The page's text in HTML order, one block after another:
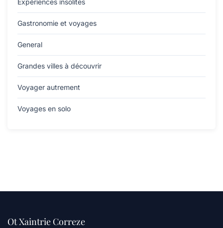
Gastronomie et voyages
General
Grandes villes à découvrir
Voyager autrement
Voyages en solo
Ot Xaintrie Correze